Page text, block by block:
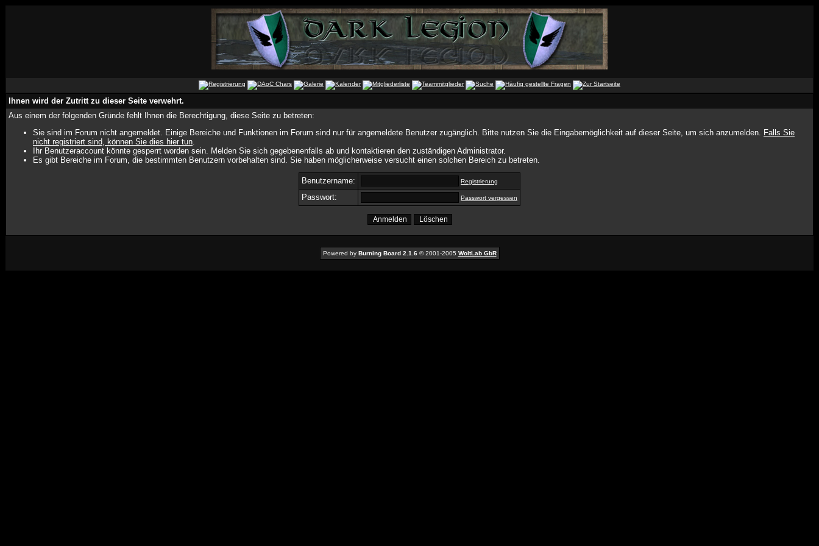
Ihnen wird der Zutritt zu dieser Seite verwehrt.
Aus einem der folgenden Gründe fehlt Ihnen die Berechtigung, diese Seite zu betreten:
Sie sind im Forum nicht angemeldet. Einige Bereiche und Funktionen im Forum sind nur für angemeldete Benutzer zugänglich. Bitte nutzen Sie die Eingabemöglichkeit auf dieser Seite, um sich anzumelden. Falls Sie
nicht registriert sind, können Sie dies hier tun.
Ihr Benutzeraccount könnte gesperrt worden sein. Melden Sie sich gegebenenfalls ab und kontaktieren den zuständigen Administrator.
Es gibt Bereiche im Forum, die bestimmten Benutzern vorbehalten sind. Sie haben möglicherweise versucht einen solchen Bereich zu betreten.
Benutzername: Registrierung
Passwort: Passwort vergessen
Powered by Burning Board 2.1.6© 2001-2005 WoltLab GbR